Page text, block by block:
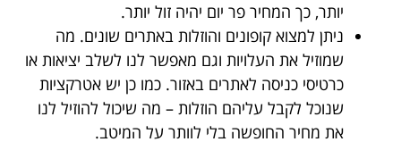
יותר, כך המחיר פר יום יהיה זול יותר.
ניתן למצוא קופונים והוזלות באתרים שונים. מה
שמוזיל את העלויות וגם מאפשר לנו לשלב יציאות או
כרטיסי כניסה לאתרים באזור. כמו כן יש אטרקציות
שנוכל לקבל עליהם הוזלות – מה שיכול להוזיל לנו
את מחיר החופשה בלי לוותר על המיטב.